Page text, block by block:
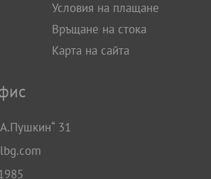
Условия на плащане
Връщане на стока
Карта на сайта
31